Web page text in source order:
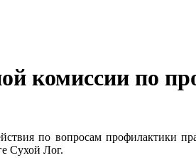
комиссии по
по вопросам профилактики
Сухой Лог.